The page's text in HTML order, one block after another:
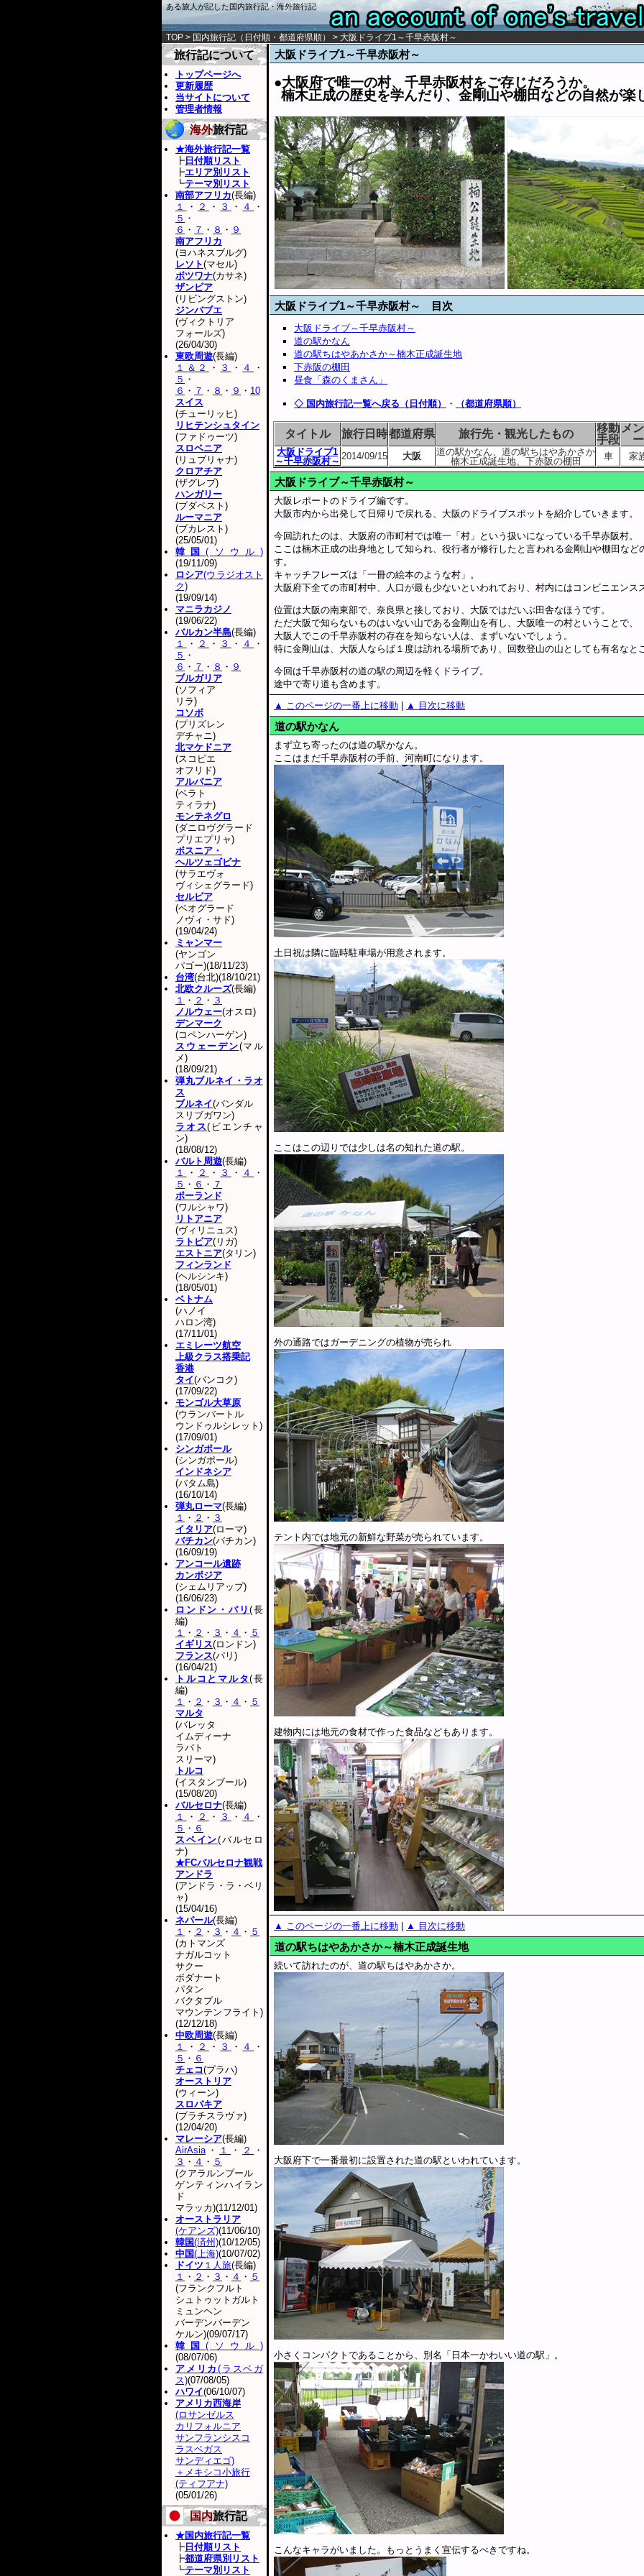
ある旅人が記した国内旅行記・海外旅行記
TOP > 国内旅行記 （ 日付順 ・ 都道府県順） > 大阪ドライブ1～千早赤阪村～
大阪ドライブ1～千早赤阪村～
●大阪府で唯一の村、千早赤阪村をご存じだろうか。
楠木正成の歴史を学んだり、金剛山や棚田などの自然が楽
大阪ドライブ1～千早赤阪村～ 目次
大阪ドライブ～千早赤阪村～
道の駅かなん
道の駅ちはやあかさか～楠木正成誕生地
下赤阪の棚田
昼食「森のくまさん」
◇ 国内旅行記一覧へ戻る（日付順） ・ （都道府県順）
タイトル 旅行日時都道府県 旅行先・観光したもの
移動
手段
メ
ー
大阪ドライブ1
～千早赤阪村～ 2014/09/15 大阪
道の駅かなん、道の駅ちはやあかさか
楠木正成誕生地、下赤阪の棚田
車 家
大阪ドライブ～千早赤阪村～
大阪レポートのドライブ編です。
大阪市内から出発して日帰りで戻れる、大阪のドライブスポットを紹介していきます。
今回訪れたのは、大阪府の市町村では唯一「村」という扱いになっている千早赤阪村。
ここは楠木正成の出身地として知られ、役行者が修行したと言われる金剛山や棚田な
す。
キャッチフレーズは「一冊の絵本のような村」。
大阪府下全ての市町村中、人口が最も少ないといわれており、村内にはコンビニエンス
位置は大阪の南東部で、奈良県と接しており、大阪ではだいぶ田舎なほうです。
ただ大阪で知らないものはいない山である金剛山を有し、大阪唯一の村ということで、
大阪人でこの千早赤阪村の存在を知らない人は、まずいないでしょう。
特に金剛山は、大阪人ならば１度は訪れる場所であり、回数登山の山としても有名なと
今回は千早赤阪村の道の駅の周辺を軽くドライブ。
途中で寄り道も含めます。
▲ このページの一番上に移動
▲ 目次に移動
道の駅かなん
まず立ち寄ったのは道の駅かなん。
ここはまだ千早赤阪村の手前、河南町になります。
土日祝は隣に臨時駐車場が用意されます。
ここはこの辺りでは少しは名の知れた道の駅。
外の通路ではガーデニングの植物が売られ
テント内では地元の新鮮な野菜が売られています。
建物内には地元の食材で作った食品などもあります。
▲ このページの一番上に移動 ▲ 目次に移動
道の駅ちはやあかさか～楠木正成誕生地
続いて訪れたのが、道の駅ちはやあかさか。
大阪府下で一番最初に設置された道の駅といわれています。
小さくコンパクトであることから、別名「日本一かわいい道の駅」。
こんなキャラがいました。もっとうまく宣伝するべきですね。
旅行記について
トップページへ
更新履歴
当サイトについて
管理者情報
海外旅行記
★海外旅行記一覧
┣ 日付順リスト
┣エリア別リスト
┗テーマ別リスト
南部アフリカ(長編)
１
・ ２ ・ ３ ・ ４
・
５ ・
６ ・ ７ ・ ８ ・ ９
南アフリカ
(ヨハネスブルグ)
レソト(マセル)
ボツワナ(カサネ)
ザンビア
(リビングストン)
ジンバブエ
(ヴィクトリア
フォールズ)
(26/04/30)
東欧周遊(長編)
１＆２
・ ３ ・ ４
・
５ ・
６ ・ ７ ・ ８ ・ ９ ・ 10
スイス
(チューリッヒ)
リヒテンシュタイン
(ファドゥーツ)
スロベニア
(リュブリャナ)
クロアチア
(ザグレブ)
ハンガリー
(ブダペスト)
ルーマニア
(ブカレスト)
(25/05/01)
韓国(ソウル)
(19/11/09)
ロシア(ウラジオスト
ク)
(19/09/14)
マニラカジノ
(19/06/22)
バルカン半島(長編)
１
・ ２ ・ ３ ・ ４
・
５ ・
６ ・ ７ ・ ８ ・ ９
ブルガリア
(ソフィア
リラ)
コソボ
(プリズレン
デチャニ)
北マケドニア
(スコピエ
オフリド)
アルバニア
(ベラト
ティラナ)
モンテネグロ
(ダニロヴグラード
プリエプリャ)
ボスニア・
ヘルツェゴビナ
(サラエヴォ
ヴィシェグラード)
セルビア
(ベオグラード
ノヴィ・サド)
(19/04/24)
ミャンマー
(ヤンゴン
パゴー)(18/11/23)
台湾(台北)(18/10/21)
北欧クルーズ(長編)
１ ・ ２ ・ ３
ノルウェー(オスロ)
デンマーク
(コペンハーゲン)
スウェーデン(マル
メ)
(18/09/21)
弾丸ブルネイ・ラオ
ス
ブルネイ(バンダル
スリブガワン)
ラオス(ビエンチャ
ン)
(18/08/12)
バルト周遊(長編)
１
・ ２ ・ ３ ・ ４
・
５ ・ ６ ・ ７
ポーランド
(ワルシャワ)
リトアニア
(ヴィリニュス)
ラトビア(リガ)
エストニア(タリン)
フィンランド
(ヘルシンキ)
(18/05/01)
ベトナム
(ハノイ
ハロン湾)
(17/11/01)
エミレーツ航空
上級クラス搭乗記
香港
タイ(バンコク)
(17/09/22)
モンゴル大草原
(ウランバートル
ウンドゥルシレット)
(17/09/01)
シンガポール
(シンガポール)
インドネシア
(バタム島)
(16/10/14)
弾丸ローマ(長編)
１ ・ ２ ・ ３
イタリア(ローマ)
バチカン(バチカン)
(16/09/19)
アンコール遺跡
カンボジア
(シェムリアップ)
(16/06/23)
ロンドン・パリ(長
編)
１ ・ ２ ・ ３ ・ ４ ・ ５
イギリス(ロンドン)
フランス(パリ)
(16/04/21)
トルコとマルタ(長
編)
１ ・ ２ ・ ３ ・ ４ ・ ５
マルタ
(バレッタ
イムディーナ
ラバト
スリーマ)
トルコ
(イスタンブール)
(15/08/20)
バルセロナ(長編)
１
・ ２ ・ ３ ・ ４
・
５ ・ ６
スペイン(バルセロ
ナ)
★FCバルセロナ観戦
アンドラ
(アンドラ・ラ・ベリ
ャ)
(15/04/16)
ネパール(長編)
１ ・ ２ ・ ３ ・ ４ ・ ５
(カトマンズ
ナガルコット
サクー
ボダナート
パタン
バクタプル
マウンテンフライト)
(12/12/18)
中欧周遊(長編)
１
・ ２ ・ ３ ・ ４
・
５ ・ ６
チェコ(プラハ)
オーストリア
(ウィーン)
スロバキア
(ブラチスラヴァ)
(12/04/20)
マレーシア(長編)
AirAsia・ １ ・ ２
・
３ ・ ４ ・ ５
(クアラルンプール
ゲンティンハイラン
ド
マラッカ)(11/12/01)
オーストラリア
(ケアンズ)(11/06/10)
韓国(済州)(10/12/05)
中国(上海)(10/07/02)
ドイツ １人旅(長編)
１ ・ ２ ・ ３ ・ ４ ・ ５
(フランクフルト
シュトゥットガルト
ミュンヘン
バーデンバーデン
ケルン)(09/07/17)
韓国(ソウル)
(08/07/06)
アメリカ (ラスベガ
ス)(07/08/05)
ハワイ(06/10/07)
アメリカ西海岸
(ロサンゼルス
カリフォルニア
サンフランシスコ
ラスベガス
サンディエゴ)
＋メキシコ小旅行
(ティフアナ)
(05/01/26)
国内旅行記
★国内旅行記一覧
┣ 日付順リスト
┣都道府県別リスト
┗テーマ別リスト